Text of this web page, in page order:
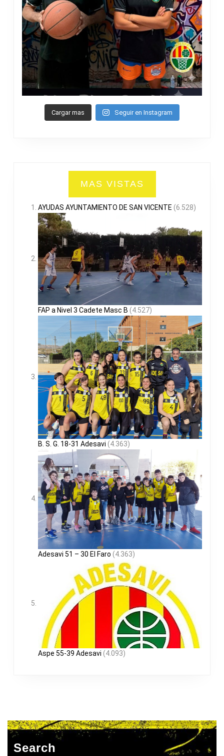
Cargar mas Seguir en Instagram
MAS VISTAS
AYUDAS AYUNTAMIENTO DE SAN VICENTE (6.528)
FAP a Nivel 3 Cadete Masc B (4.527)
B. S. G. 18-31 Adesavi (4.363)
Adesavi 51 – 30 El Faro (4.363)
Aspe 55-39 Adesavi (4.093)
Search